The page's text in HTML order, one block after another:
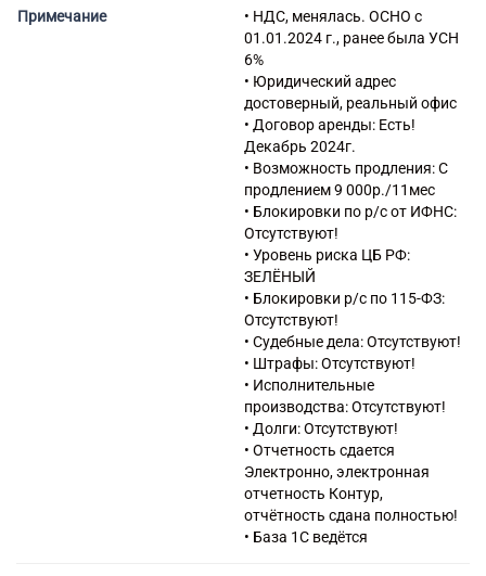
неспециализированная
18.20 Копирование
записанных носителей
информации
26.20 Производство
компьютеров и
периферийного оборудования
43.29 Производство прочих
строительно-монтажных
работ
46.15.4 Деятельность агентов
по оптовой торговле радио- и
телеаппаратурой,
техническими носителями
информации
46.51 Торговля оптовая
компьютерами,
периферийными
устройствами к компьютерам
и программным обеспечением
46.66 Торговля оптовая
прочей офисной техникой и
оборудованием
47.41 Торговля розничная
компьютерами,
Примечание
• НДС, менялась. ОСНО с
01.01.2024 г., ранее была УСН
6%
• Юридический адрес
достоверный, реальный офис
• Договор аренды: Есть!
Декабрь 2024г.
• Возможность продления: С
продлением 9 000р./11мес
• Блокировки по р/с от ИФНС:
Отсутствуют!
• Уровень риска ЦБ РФ:
ЗЕЛЁНЫЙ
• Блокировки р/с по 115-ФЗ:
Отсутствуют!
• Судебные дела: Отсутствуют!
• Штрафы: Отсутствуют!
• Исполнительные
производства: Отсутствуют!
• Долги: Отсутствуют!
• Отчетность сдается
Электронно, электронная
отчетность Контур,
отчётность сдана полностью!
• База 1С ведётся